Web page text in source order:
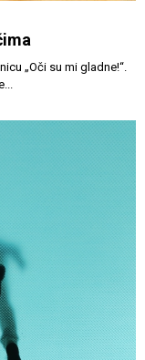
„Oči su mi gladne!“.